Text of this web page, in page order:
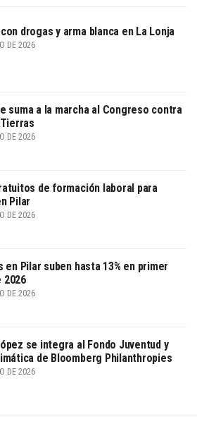
drogas y arma blanca en La Lonja
DE 2026
suma a la marcha al Congreso contra
DE 2026
de formación laboral para
Pilar
DE 2026
en Pilar suben hasta 13% en primer
2026
DE 2026
se integra al Fondo Juventud y
de Bloomberg Philanthropies
DE 2026